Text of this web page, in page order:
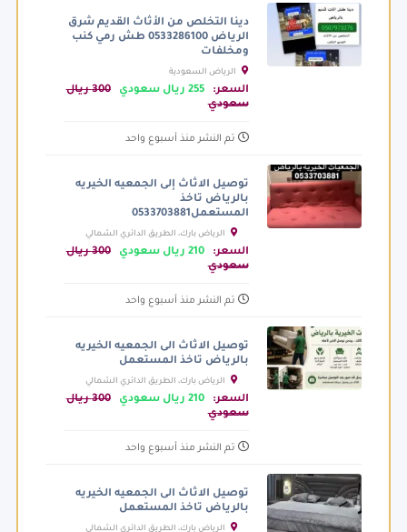
دينا التخلص من الأثاث القديم شرق
الرياض 0533286100 طش رمي كنب
ومخلفات
السعر: 255 ريال سعودي
300 ريال
سعودي
تم النشر منذ أسبوع واحد
توصيل الاثاث إلى الجمعيه الخيريه
بالرياض تاخذ
المستعمل0533703881
الرياض بارك، الطريق الدائري الشمالي
الفرعي، الرياض السعودية
السعر: 210 ريال سعودي
300 ريال
سعودي
تم النشر منذ أسبوع واحد
توصيل الاثاث الى الجمعيه الخيريه
بالرياض تاخذ المستعمل
الرياض بارك، الطريق الدائري الشمالي
الفرعي، الرياض السعودية
السعر: 210 ريال سعودي
300 ريال
سعودي
تم النشر منذ أسبوع واحد
توصيل الاثاث الى الجمعيه الخيريه
بالرياض تاخذ المستعمل
الرياض بارك، الطريق الدائري الشمالي